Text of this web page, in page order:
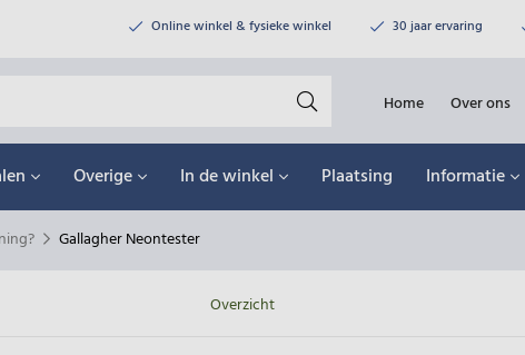
Online winkel & fysieke winkel 30 jaar ervaring
Home Over ons
Overige In de winkel Plaatsing Informatie
Gallagher Neontester
Overzicht